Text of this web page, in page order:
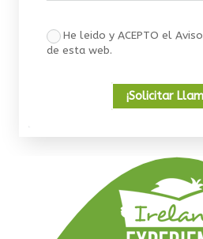
He leido y ACEPTO el
de esta web.
¡Solicitar